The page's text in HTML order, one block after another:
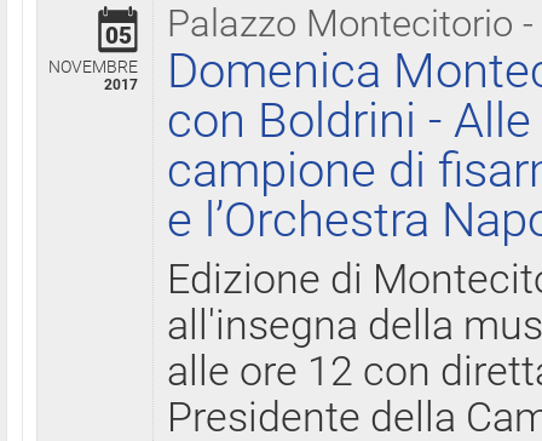
Palazzo Montecitorio
05
NOVEMBRE
2017
Domenica
con Boldrini -
campione di
e l’Orchestra
Edizione di
all'insegna della
alle ore 12 con
Presidente della